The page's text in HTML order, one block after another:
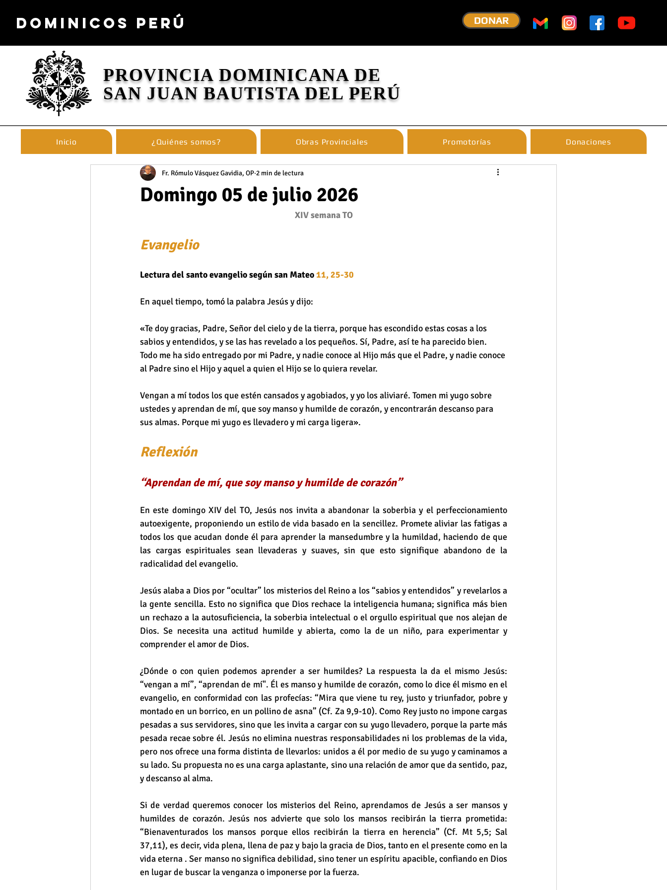
DOMINICOS PERÚ DONAR
PROVINCIA DOMINICANA DE
SAN JUAN BAUTISTA DEL PERÚ
Inicio ¿Quiénes somos? Obras Provinciales Promotorías Donaciones
Domingo 05 de julio 2026
Fr. Rómulo Vásquez Gavidia, OP 2 min de lectura
XIV semana TO
Evangelio
Lectura del santo evangelio según san Mateo 11, 25-30
En aquel tiempo, tomó la palabra Jesús y dijo:
«Te doy gracias, Padre, Señor del cielo y de la tierra, porque has escondido estas cosas a los
sabios y entendidos, y se las has revelado a los pequeños. Sí, Padre, así te ha parecido bien.
Todo me ha sido entregado por mi Padre, y nadie conoce al Hijo más que el Padre, y nadie conoce
al Padre sino el Hijo y aquel a quien el Hijo se lo quiera revelar.
Vengan a mí todos los que estén cansados y agobiados, y yo los aliviaré. Tomen mi yugo sobre
ustedes y aprendan de mí, que soy manso y humilde de corazón, y encontrarán descanso para
sus almas. Porque mi yugo es llevadero y mi carga ligera».
Reflexión
“Aprendan de mí, que soy manso y humilde de corazón”
En este domingo XIV del TO, Jesús nos invita a abandonar la soberbia y el perfeccionamiento
autoexigente, proponiendo un estilo de vida basado en la sencillez. Promete aliviar las fatigas a
todos los que acudan donde él para aprender la mansedumbre y la humildad, haciendo de que
las cargas espirituales sean llevaderas y suaves, sin que esto signifique abandono de la
radicalidad del evangelio.
Jesús alaba a Dios por “ocultar” los misterios del Reino a los “sabios y entendidos” y revelarlos a
la gente sencilla. Esto no significa que Dios rechace la inteligencia humana; significa más bien
un rechazo a la autosuficiencia, la soberbia intelectual o el orgullo espiritual que nos alejan de
Dios. Se necesita una actitud humilde y abierta, como la de un niño, para experimentar y
comprender el amor de Dios.
¿Dónde o con quien podemos aprender a ser humildes? La respuesta la da el mismo Jesús:
“vengan a mí”, “aprendan de mí". Él es manso y humilde de corazón, como lo dice él mismo en el
evangelio, en conformidad con las profecías: “Mira que viene tu rey, justo y triunfador, pobre y
montado en un borrico, en un pollino de asna” (Cf. Za 9,9-10). Como Rey justo no impone cargas
pesadas a sus servidores, sino que les invita a cargar con su yugo llevadero, porque la parte más
pesada recae sobre él. Jesús no elimina nuestras responsabilidades ni los problemas de la vida,
pero nos ofrece una forma distinta de llevarlos: unidos a él por medio de su yugo y caminamos a
su lado. Su propuesta no es una carga aplastante, sino una relación de amor que da sentido, paz,
y descanso al alma.
Si de verdad queremos conocer los misterios del Reino, aprendamos de Jesús a ser mansos y
humildes de corazón. Jesús nos advierte que solo los mansos recibirán la tierra prometida:
“Bienaventurados los mansos porque ellos recibirán la tierra en herencia” (Cf. Mt 5,5; Sal
37,11), es decir, vida plena, llena de paz y bajo la gracia de Dios, tanto en el presente como en la
vida eterna . Ser manso no significa debilidad, sino tener un espíritu apacible, confiando en Dios
en lugar de buscar la venganza o imponerse por la fuerza.